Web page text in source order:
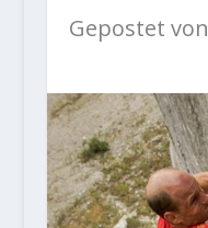
Gepostet von